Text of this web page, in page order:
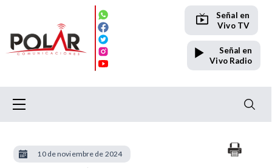
Señal en
Vivo TV
Señal en
Vivo Radio
10 de noviembre de 2024